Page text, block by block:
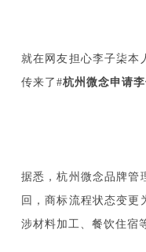
就在网友担心李子柒本
传来了#杭州微念申请
据悉，杭州微念品牌管
回，商标流程状态变更
涉材料加工、餐饮住宿